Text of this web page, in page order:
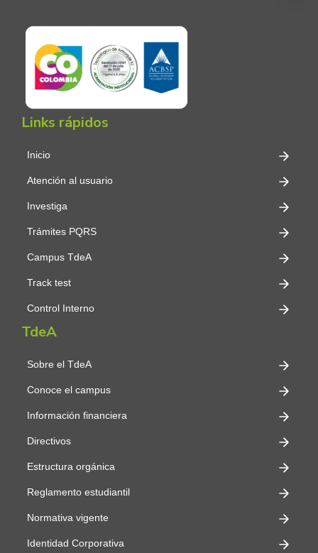
Links rápidos
Inicio
Atención al usuario
Investiga
Trámites PQRS
Campus TdeA
Track test
Control Interno
TdeA
Sobre el TdeA
Conoce el campus
Información financiera
Directivos
Estructura orgánica
Reglamento estudiantil
Normativa vigente
Identidad Corporativa